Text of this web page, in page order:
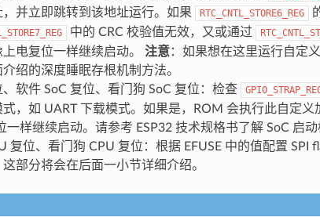
，并立即跳转到该地址运行。如果
RTC_CNTL_STORE6_REG
中的 CRC 校验值无效，又或通过
电复位一样继续启动。 注意：如果想在这里运行自定
绍的深度睡眠存根机制方法。
、软件 SoC 复位、看门狗 SoC 复位：检查
式，如 UART 下载模式。如果是，ROM 会执行此自定
一样继续启动。请参考 ESP32 技术规格书了解 SoC 启动
复位、看门狗 CPU 复位：根据 EFUSE 中的值配置 SPI
部分将会在后面一小节详细介绍。